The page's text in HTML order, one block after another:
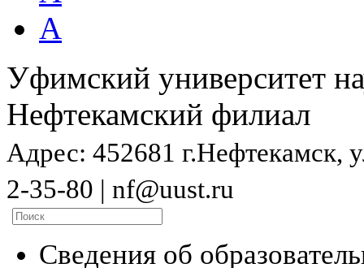
А
Уфимский университет
Нефтекамский филиал
Адрес: 452681 г.Нефтекамск,
2-35-80 | nf@uust.ru
Сведения об